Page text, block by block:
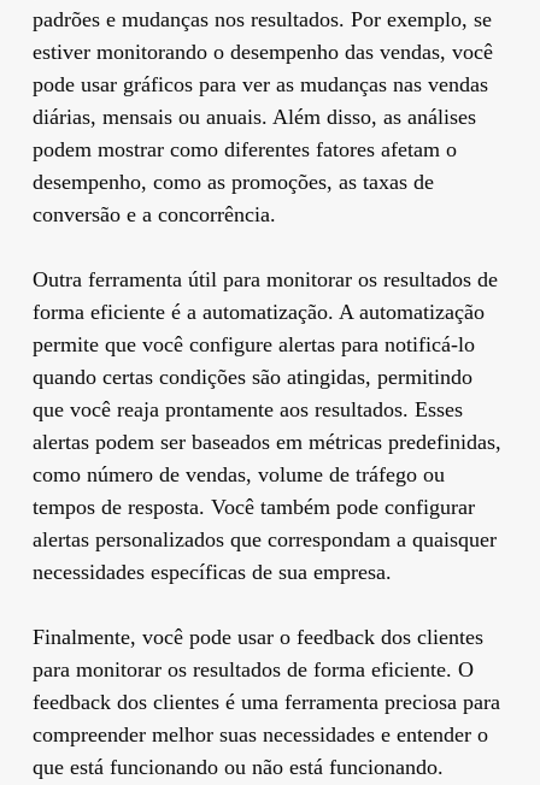
padrões e mudanças nos resultados. Por exemplo, se
estiver monitorando o desempenho das vendas, você
pode usar gráficos para ver as mudanças nas vendas
diárias, mensais ou anuais. Além disso, as análises
podem mostrar como diferentes fatores afetam o
desempenho, como as promoções, as taxas de
conversão e a concorrência.
Outra ferramenta útil para monitorar os resultados de
forma eficiente é a automatização. A automatização
permite que você configure alertas para notificá-lo
quando certas condições são atingidas, permitindo
que você reaja prontamente aos resultados. Esses
alertas podem ser baseados em métricas predefinidas,
como número de vendas, volume de tráfego ou
tempos de resposta. Você também pode configurar
alertas personalizados que correspondam a quaisquer
necessidades específicas de sua empresa.
Finalmente, você pode usar o feedback dos clientes
para monitorar os resultados de forma eficiente. O
feedback dos clientes é uma ferramenta preciosa para
compreender melhor suas necessidades e entender o
que está funcionando ou não está funcionando.